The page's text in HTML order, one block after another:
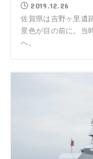
2019.12.26
佐賀県は吉野ヶ里遺
景色が目の前に。当
へ。